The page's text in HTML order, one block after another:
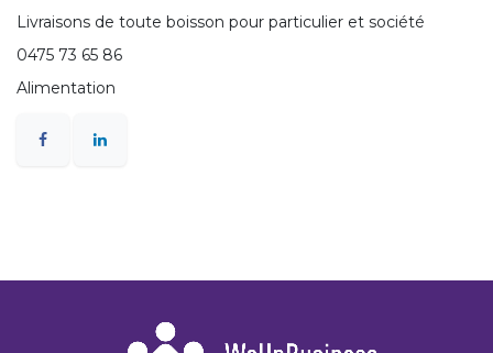
Livraisons de toute boisson pour particulier et société
0475 73 65 86
Alimentation